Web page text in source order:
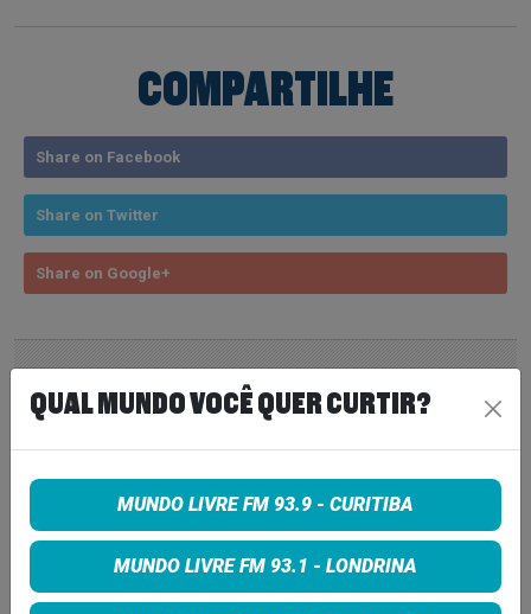
COMPARTILHE
Share on Facebook
Share on Twitter
Share on Google+
VEJA TAMBÉM MAIS
LINDSEY BUCKINGHAM REVELA
REAPROXIMAÇÃO COM STEVIE
NICKS E INDICA NOVIDADES DO
7 de agosto de 2026
QUAL MUNDO VOCÊ QUER CURTIR?
MUNDO LIVRE FM 93.9 - CURITIBA
MUNDO LIVRE FM 93.1 - LONDRINA